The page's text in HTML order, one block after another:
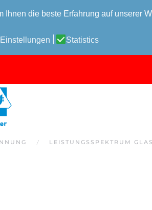
Ihnen die beste Erfahrung auf unserer
Einstellungen Statistics
LEISTUNGSSPEKTRUM